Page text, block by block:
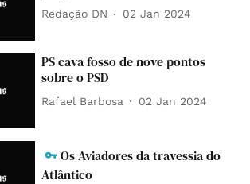
Redação DN 02 Jan 2024
PS cava fosso de nove pontos
sobre o PSD
Rafael Barbosa 02 Jan 2024
Os Aviadores da travessia do
Atlântico